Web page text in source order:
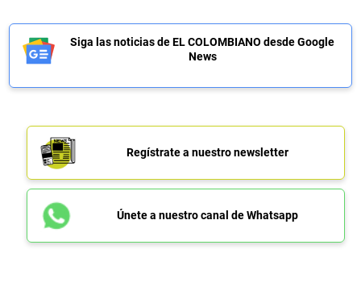
Siga las noticias de EL COLOMBIANO desde Google
News
Regístrate a nuestro newsletter
Únete a nuestro canal de Whatsapp